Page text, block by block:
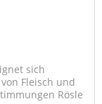
sich
Fleisch und
Rösle